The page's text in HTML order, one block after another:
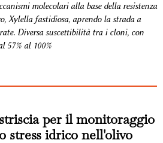
molecolari alla base della resistenza
Xylella fastidiosa, aprendo la strada a
Diversa suscettibilità tra i cloni, con
57% al 100%
per il monitoraggio
stress idrico nell'olivo